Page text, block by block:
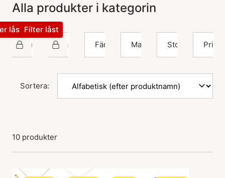
Alla produkter i kategorin
Hultquist Copenhagen
låst
Halsband
Filter låst
Färg
Material Storlek Pris
Sortera:
10 produkter